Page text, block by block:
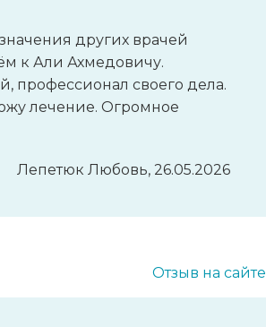
других врачей
к Али Ахмедовичу.
профессионал своего дела.
лечение. Огромное
Лепетюк Любовь, 26.05.2026
Отзыв на сайте